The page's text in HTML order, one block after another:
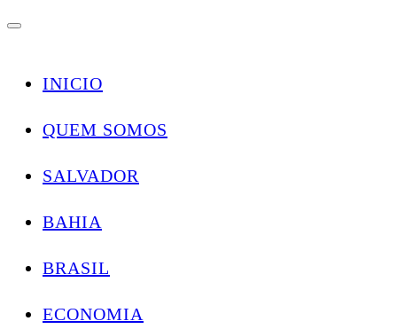
INICIO
QUEM SOMOS
SALVADOR
BAHIA
BRASIL
ECONOMIA